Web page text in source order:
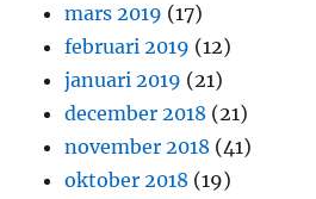
mars 2019 (17)
februari 2019 (12)
januari 2019 (21)
december 2018 (21)
november 2018 (41)
oktober 2018 (19)